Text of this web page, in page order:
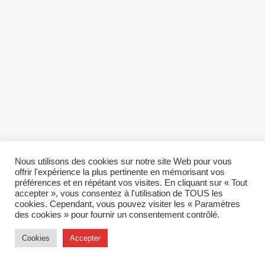
Nous utilisons des cookies sur notre site Web pour vous
offrir l'expérience la plus pertinente en mémorisant vos
préférences et en répétant vos visites. En cliquant sur « Tout
accepter », vous consentez à l'utilisation de TOUS les
cookies. Cependant, vous pouvez visiter les « Paramètres
des cookies » pour fournir un consentement contrôlé.
Cookies Accepter